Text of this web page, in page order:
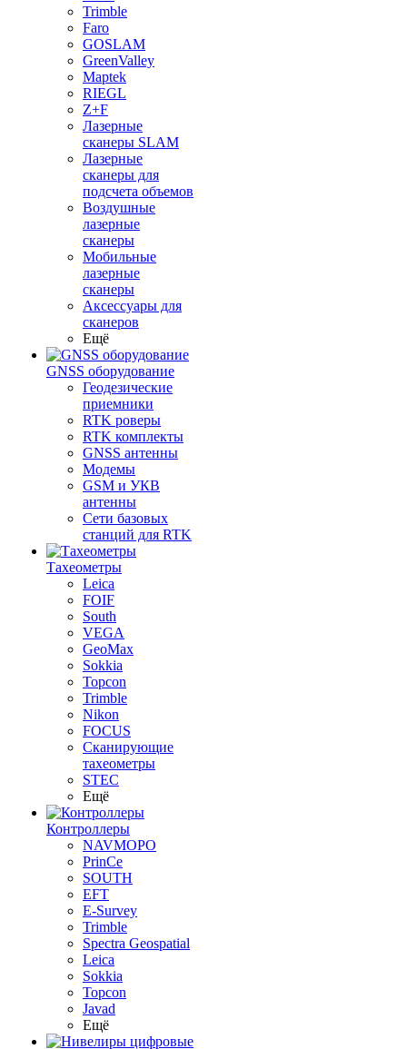
Trimble
Faro
GOSLAM
GreenValley
Maptek
RIEGL
Z+F
Лазерные
сканеры SLAM
Лазерные
сканеры для
подсчета объемов
Воздушные
лазерные
сканеры
Мобильные
лазерные
сканеры
Аксессуары для
сканеров
Ещё
GNSS оборудование
Геодезические
приемники
RTK роверы
RTK комплекты
GNSS антенны
Модемы
GSM и УКВ
антенны
Сети базовых
станций для RTK
Тахеометры
Leica
FOIF
South
VEGA
GeoMax
Sokkia
Topcon
Trimble
Nikon
FOCUS
Сканирующие
тахеометры
STEC
Ещё
Контроллеры
NAVMOPO
PrinCe
SOUTH
EFT
E-Survey
Trimble
Spectra Geospatial
Leica
Sokkia
Topcon
Javad
Ещё